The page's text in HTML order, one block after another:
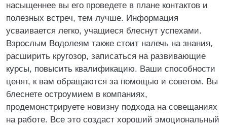
насыщеннее вы его проведете в плане контактов и
полезных встреч, тем лучше. Информация
усваивается легко, учащиеся блеснут успехами.
Взрослым Водолеям также стоит налечь на знания,
расширить кругозор, записаться на развивающие
курсы, повысить квалификацию. Ваши способности
ценят, к вам обращаются за помощью и советом. Вы
блеснете остроумием в компаниях,
продемонстрируете новизну подхода на совещаниях
на работе. Все это создаст хороший эмоциональный